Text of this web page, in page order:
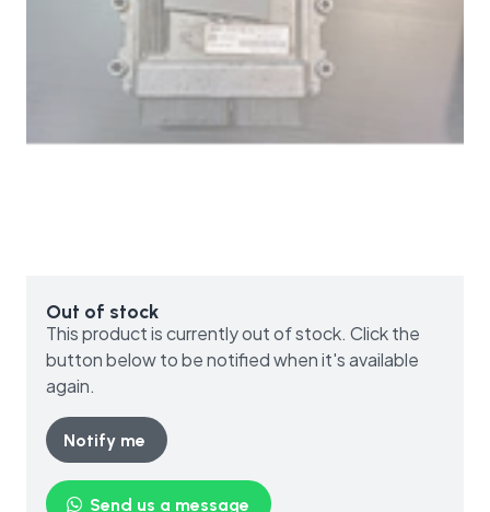
Out of stock
This product is currently out of stock. Click the
button below to be notified when it's available
again.
Notify me
Send us a message